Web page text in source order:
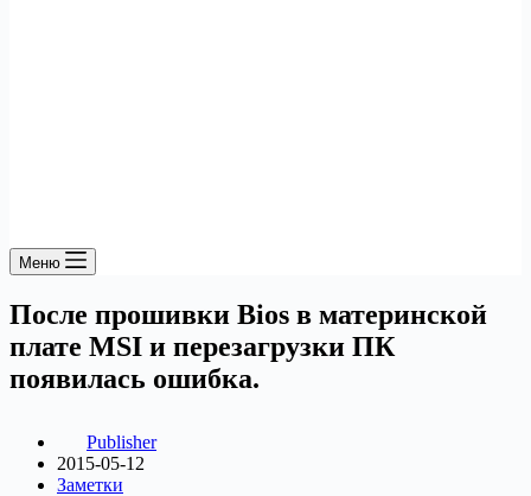
Меню
После прошивки Bios в материнской
плате MSI и перезагрузки ПК
появилась ошибка.
Publisher
2015-05-12
Заметки